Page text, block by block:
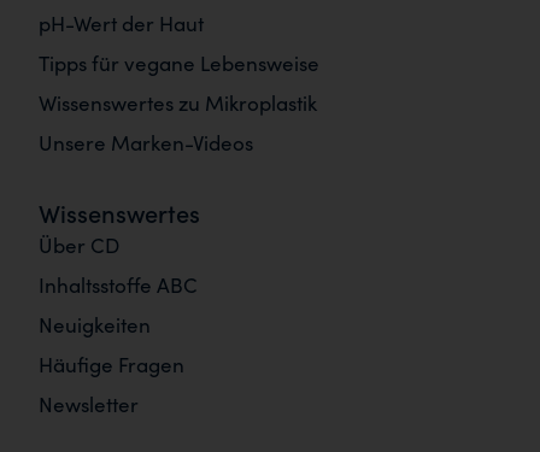
pH-Wert der Haut
Tipps für vegane Lebensweise
Wissenswertes zu Mikroplastik
Unsere Marken-Videos
Wissenswertes
Über CD
Inhaltsstoffe ABC
Neuigkeiten
Häufige Fragen
Newsletter